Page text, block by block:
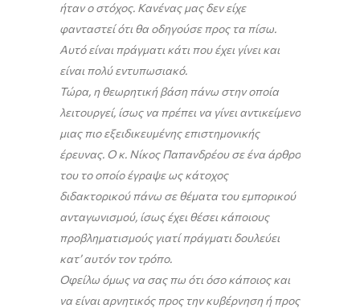
ήταν ο στόχος. Κανένας μας δεν είχε
φανταστεί ότι θα οδηγούσε προς τα πίσω.
Αυτό είναι πράγματι κάτι που έχει γίνει και
είναι πολύ εντυπωσιακό.
Τώρα, η θεωρητική βάση πάνω στην οποία
λειτουργεί, ίσως να πρέπει να γίνει αντικείμενο
μιας πιο εξειδικευμένης επιστημονικής
έρευνας. Ο κ. Νίκος Παπανδρέου σε ένα άρθρο
του το οποίο έγραψε ως κάτοχος
διδακτορικού πάνω σε θέματα του εμπορικού
ανταγωνισμού, ίσως έχει θέσει κάποιους
προβληματισμούς γιατί πράγματι δουλεύει
κατ’ αυτόν τον τρόπο.
Οφείλω όμως να σας πω ότι όσο κάποιος και
να είναι αρνητικός προς την κυβέρνηση ή προς